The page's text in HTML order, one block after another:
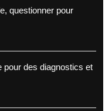
questionner pour
pour des diagnostics et